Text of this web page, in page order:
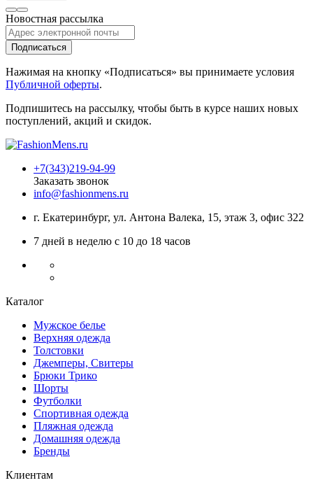
Новостная рассылка
Подписаться
Нажимая на кнопку «Подписаться» вы принимаете условия
Публичной оферты.
Подпишитесь на рассылку, чтобы быть в курсе наших новых
поступлений, акций и скидок.
+7(343)219-94-99
Заказать звонок
info@fashionmens.ru
г. Екатеринбург, ул. Антона Валека, 15, этаж 3, офис 322
7 дней в неделю с 10 до 18 часов
Каталог
Мужское белье
Верхняя одежда
Толстовки
Джемперы, Свитеры
Брюки Трико
Шорты
Футболки
Спортивная одежда
Пляжная одежда
Домашняя одежда
Бренды
Клиентам